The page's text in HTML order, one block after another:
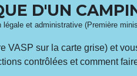
D'UN
et administrative (Première
VASP sur la carte grise) et
contrôlées et comment